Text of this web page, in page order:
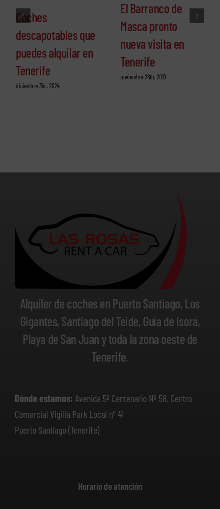
Coches
descapotables que
puedes alquilar en
Tenerife
diciembre 31st, 2024
El Barranco de
Masca pronto
nueva visita en
Tenerife
noviembre 26th, 2019
Alquiler de coches en Puerto Santiago, Los
Gigantes, Santiago del Teide, Guía de Isora,
Playa de San Juan y toda la zona oeste de
Tenerife.
Dónde estamos: Avenida 5º Centenario Nº 58, Centro
Comercial Vigilia Park Local nº 41
Puerto Santiago (Tenerife)
Horario de atención